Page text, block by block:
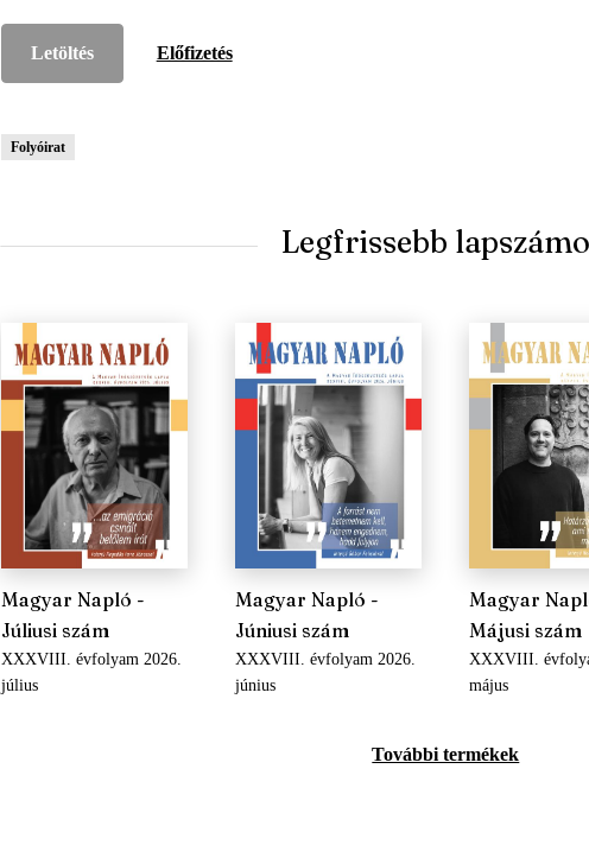
Letöltés Előfizetés
Folyóirat
Legfrissebb
Magyar Napló -
Júliusi szám
XXXVIII. évfolyam 2026.
július
Magyar Napló -
Júniusi szám
XXXVIII. évfolyam 2026.
június
Magyar
Májusi szám
XXXVIII.
május
További termékek